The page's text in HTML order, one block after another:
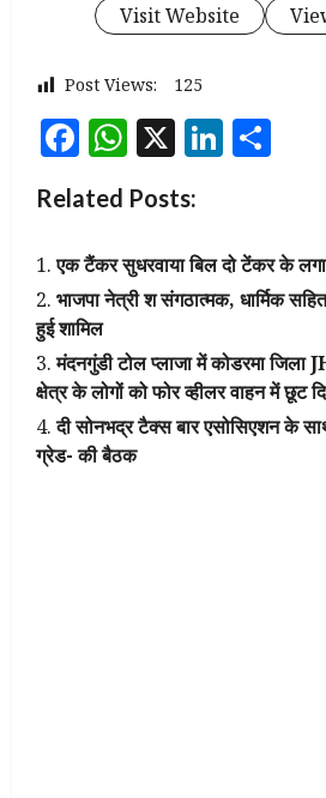
Visit Website
Post Views: 125
Facebook
WhatsApp
X
Related Posts:
एक टैंकर सुधरवाया बिल दो टेंकर के लगा
भाजपा नेत्री श संगठात्मक, धार्मिक
हुई शामिल
मंदनगुंडी टोल प्लाजा में कोडरमा जिला
क्षेत्र के लोगों को फोर व्हीलर वाहन में छूट
दी सोनभद्र टैक्स बार एसोसिएशन के
ग्रेड- की बैठक